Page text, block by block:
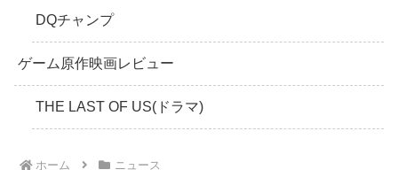
DQチャンプ
ゲーム原作映画レビュー
THE LAST OF US(ドラマ)
ホーム ニュース